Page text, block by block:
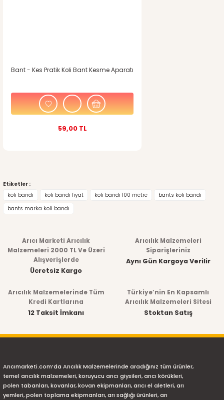
Bant - Kes Pratik Koli Bant Kesme Aparatı
59,00 TL
Etiketler :
koli bandı
koli bandı fiyat koli bandı 100 metre
bants koli bandı
bants marka koli bandı
Arıcı Marketi Arıcılık
Malzemeleri 2000 TL Ve Üzeri
Alışverişlerde
Ücretsiz Kargo
Arıcılık Malzemeleri
Siparişleriniz
Aynı Gün Kargoya Verilir
Arıcılık Malzemelerinde Tüm
Kredi Kartlarına
12 Taksit İmkanı
Türkiye’nin En Kapsamlı
Arıcılık Malzemeleri Sitesi
Stoktan Satış
Arıcımarketi.com’da Arıcılık Malzemelerinde aradığınız tüm ürünler,
temel arıcılık malzemeleri, koruyucu arıcı giysileri, arıcı körükleri,
polen tabanları, kovanlar, kovan ekipmanları, arıcı el aletleri, arı
yemleri, polen toplama ekipmanları, arı sağlığı ürünleri, arı